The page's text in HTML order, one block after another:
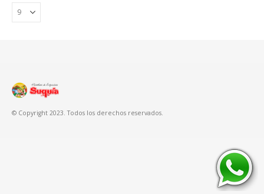
© Copyright 2023. Todos los derechos reservados.